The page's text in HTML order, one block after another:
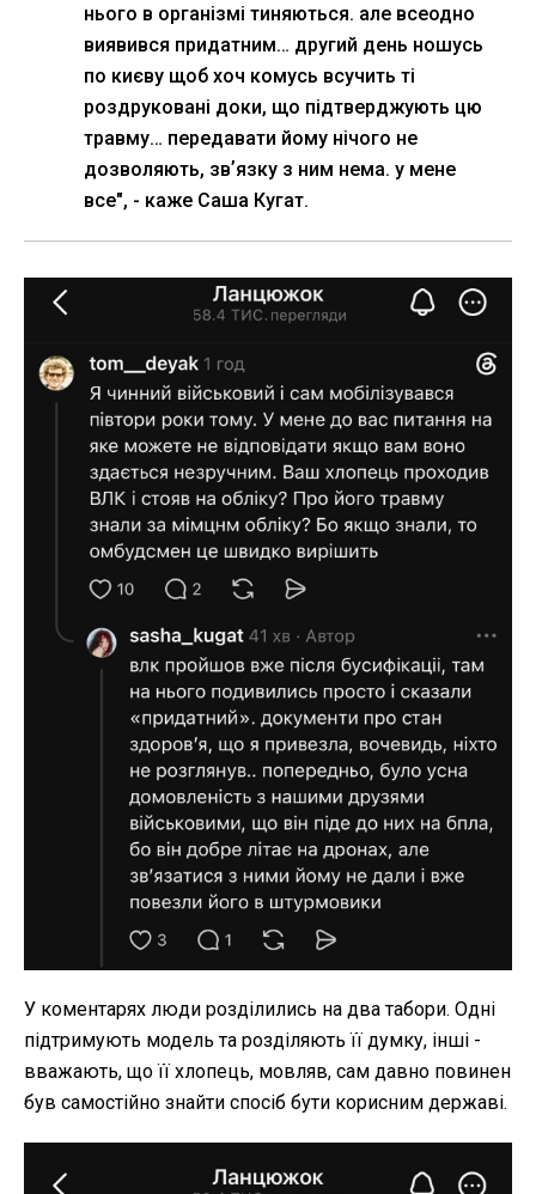
нього в організмі тиняються. але всеодно
виявився придатним… другий день ношусь
по києву щоб хоч комусь всучить ті
роздруковані доки, що підтверджують цю
травму… передавати йому нічого не
дозволяють, звʼязку з ним нема. у мене
все", - каже Саша Кугат.
У коментарях люди розділились на два табори. Одні
підтримують модель та розділяють її думку, інші -
вважають, що її хлопець, мовляв, сам давно повинен
був самостійно знайти спосіб бути корисним державі.